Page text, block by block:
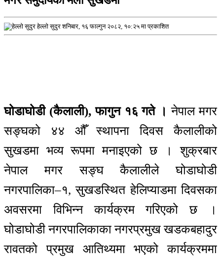
हेल्लो सुदुर शनिबार, १६ फाल्गुन २०८२, १०:२५ मा प्रकाशित
घोडाघोडी (कैलाली), फागुन १६ गते । नेपाल मगर
सङ्घको ४४ औँ स्थापना दिवस कैलालीको
सुखडमा भव्य रूपमा मनाइएको छ । शुक्रबार
नेपाल मगर सङ्घ कैलालीले घोडाघोडी
नगरपालिका–१, सुखडस्थित हेलिप्याडमा दिवसका
अवसरमा विभिन्न कार्यक्रम गरिएको छ ।
घोडाघोडी नगरपालिकाका नगरप्रमुख खडकबहादुर
रावतको प्रमुख आतिथ्यमा भएको कार्यक्रममा